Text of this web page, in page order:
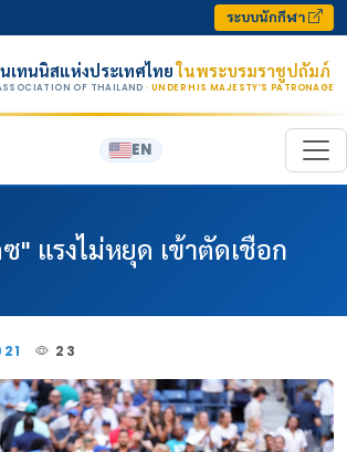
ระบบนักกีฬา
เทนนิสแห่งประเทศไทยในพระบรมราชูปถัมภ์
OF THAILAND · UNDER HIS MAJESTY’S PATRONAGE
EN
" แรงไม่หยุด เข้าตัดเชือก
23